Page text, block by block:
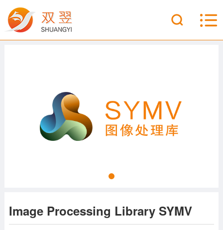
Image Processing Library SYMV